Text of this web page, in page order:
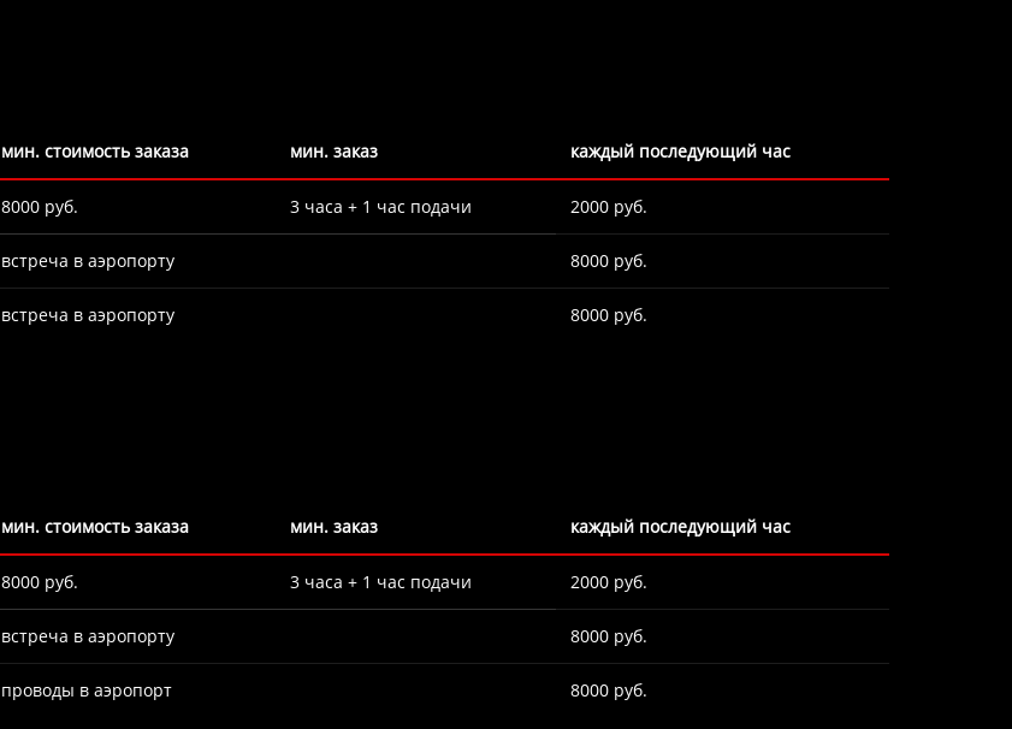
мин. стоимость заказа мин. заказ каждый последующий час
8000 руб. 3 часа + 1 час подачи 2000 руб.
встреча в аэропорту 8000 руб.
встреча в аэропорту 8000 руб.
мин. стоимость заказа мин. заказ каждый последующий час
8000 руб. 3 часа + 1 час подачи 2000 руб.
встреча в аэропорту 8000 руб.
проводы в аэропорт 8000 руб.